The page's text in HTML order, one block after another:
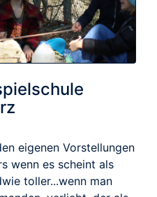
eigenen Vorstellungen
wenn es scheint als
toller...wenn man